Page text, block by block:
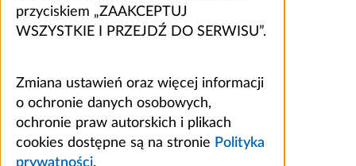
przyciskiem „ZAAKCEPTUJ
WSZYSTKIE I PRZEJDŹ DO SERWISU”.
Zmiana ustawień oraz więcej informacji
o ochronie danych osobowych,
ochronie praw autorskich i plikach
cookies dostępne są na stronie Polityka
prywatności.